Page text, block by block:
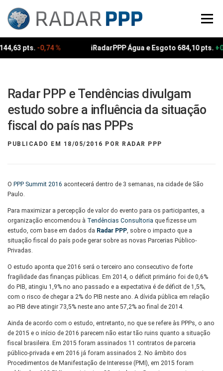
para
Menu
pts. -0,74 % iRadarPPP Água e Esgoto 684,10 pts.
Radar PPP e Tendências divulgam
estudo sobre a influência da situação
fiscal do país nas PPPs
PUBLICADO EM 18/05/2016 POR RADAR PPP
O PPP Summit 2016 acontecerá dentro de 3 semanas, na cidade de São
Paulo.
Para maximizar a percepção de valor do evento para os participantes, a
organização encomendou à Tendências Consultoria que fizesse um
estudo, com base em dados da Radar PPP, sobre o impacto que a
situação fiscal do país pode gerar sobre as novas Parcerias Público-
Privadas.
O estudo aponta que 2016 será o terceiro ano consecutivo de forte
fragilidade das finanças públicas. Em 2014, o déficit primário foi de 0,6%
do PIB, atingiu 1,9% no ano passado e a expectativa é de déficit de 1,5%,
com o risco de chegar a 2% do PIB neste ano. A dívida pública em relação
ao PIB deve atingir 73,5% neste ano ante 57,2% ao final de 2014.
Ainda de acordo com o estudo, entretanto, no que se refere às PPPs, o ano
de 2015 e o início de 2016 parecem não estar tão ruins quanto a situação
fiscal brasileira. Em 2015 foram assinados 11 contratos de parceria
público-privada e em 2016 já foram assinados 2. No âmbito dos
Procedimentos de Manifestação de Interesse (PMI), em 2015 foram